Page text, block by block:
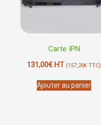
Carte IPN
131,00€HT (157,20€ TTC)
Ajouter au panier